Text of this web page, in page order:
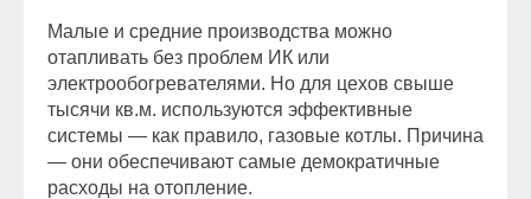
Малые и средние производства можно
отапливать без проблем ИК или
электрообогревателями. Но для цехов свыше
тысячи кв.м. используются эффективные
системы — как правило, газовые котлы. Причина
— они обеспечивают самые демократичные
расходы на отопление.